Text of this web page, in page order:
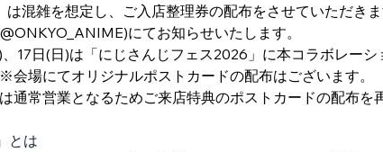
は混雑を想定し、ご入店整理券の配布をさせていただき
にてお知らせいたします。
17日(日)は「にじさんじフェス2026」に本コラボレー
会場にてオリジナルポストカードの配布はございます。
通常営業となるためご来店特典のポストカードの配布を
とは